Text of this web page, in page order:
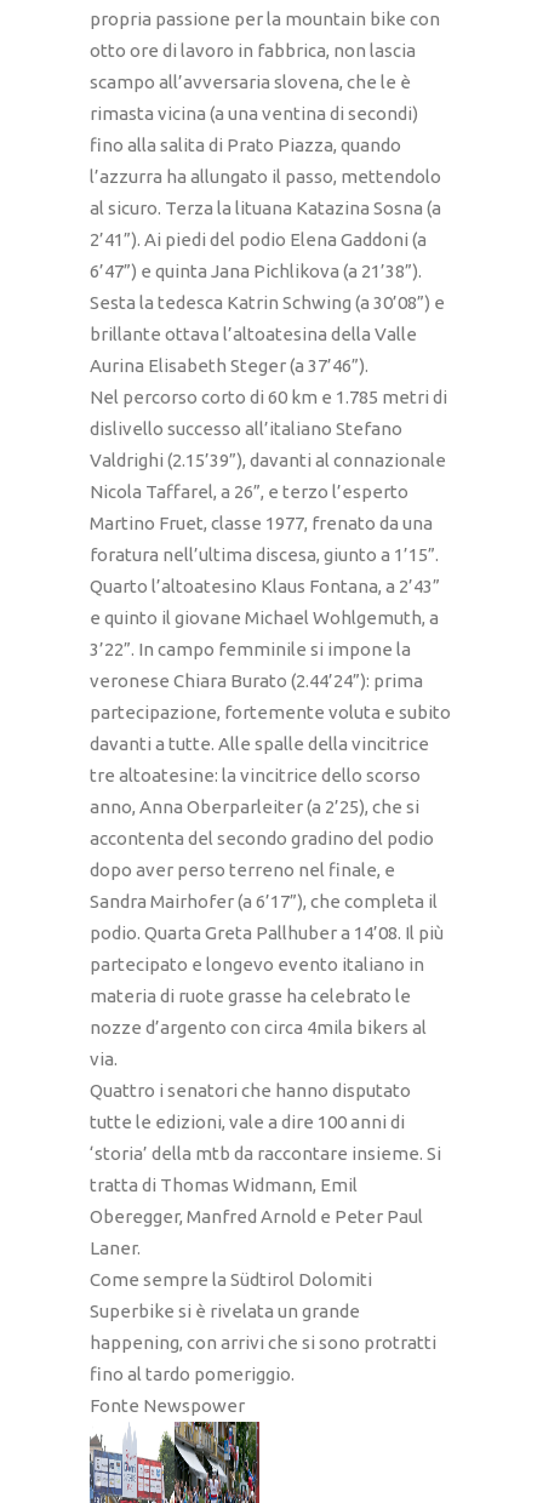
propria passione per la mountain bike con
otto ore di lavoro in fabbrica, non lascia
scampo all’avversaria slovena, che le è
rimasta vicina (a una ventina di secondi)
fino alla salita di Prato Piazza, quando
l’azzurra ha allungato il passo, mettendolo
al sicuro. Terza la lituana Katazina Sosna (a
2’41”). Ai piedi del podio Elena Gaddoni (a
6’47”) e quinta Jana Pichlikova (a 21’38”).
Sesta la tedesca Katrin Schwing (a 30’08”) e
brillante ottava l’altoatesina della Valle
Aurina Elisabeth Steger (a 37’46”).
Nel percorso corto di 60 km e 1.785 metri di
dislivello successo all’italiano Stefano
Valdrighi (2.15’39”), davanti al connazionale
Nicola Taffarel, a 26”, e terzo l’esperto
Martino Fruet, classe 1977, frenato da una
foratura nell’ultima discesa, giunto a 1’15”.
Quarto l’altoatesino Klaus Fontana, a 2’43”
e quinto il giovane Michael Wohlgemuth, a
3’22”. In campo femminile si impone la
veronese Chiara Burato (2.44’24”): prima
partecipazione, fortemente voluta e subito
davanti a tutte. Alle spalle della vincitrice
tre altoatesine: la vincitrice dello scorso
anno, Anna Oberparleiter (a 2’25), che si
accontenta del secondo gradino del podio
dopo aver perso terreno nel finale, e
Sandra Mairhofer (a 6’17”), che completa il
podio. Quarta Greta Pallhuber a 14’08. Il più
partecipato e longevo evento italiano in
materia di ruote grasse ha celebrato le
nozze d’argento con circa 4mila bikers al
via.
Quattro i senatori che hanno disputato
tutte le edizioni, vale a dire 100 anni di
‘storia’ della mtb da raccontare insieme. Si
tratta di Thomas Widmann, Emil
Oberegger, Manfred Arnold e Peter Paul
Laner.
Come sempre la Südtirol Dolomiti
Superbike si è rivelata un grande
happening, con arrivi che si sono protratti
fino al tardo pomeriggio.
Fonte Newspower